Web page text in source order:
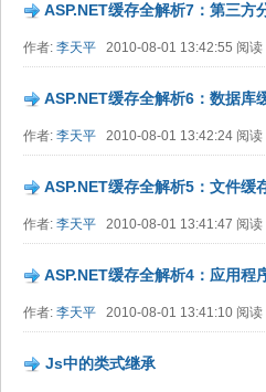
ASP.NET缓存全解析7：第三
作者: 李天平 2010-08-01 13:42:55 阅读
ASP.NET缓存全解析6：数据库
作者: 李天平 2010-08-01 13:42:24 阅读
ASP.NET缓存全解析5：文件缓
作者: 李天平 2010-08-01 13:41:47 阅读
ASP.NET缓存全解析4：应用程
作者: 李天平 2010-08-01 13:41:10 阅读
Js中的类式继承